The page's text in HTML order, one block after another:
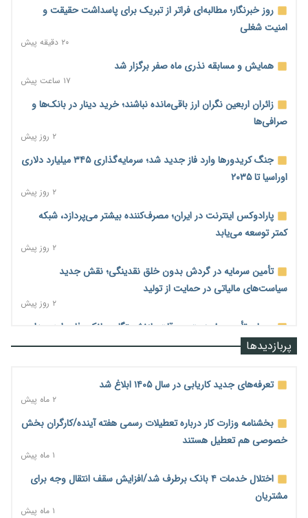
روز خبرنگار؛ مطالبه‌ای فراتر از تبریک برای پاسداشت حقیقت و
امنیت شغلی
۲۰ دقیقه پیش
همایش و مسابقه نذری ماه صفر برگزار شد
۱۷ ساعت پیش
زائران اربعین نگران ارز باقی‌مانده نباشند؛ خرید دینار در بانک‌ها و
صرافی‌ها
۲ روز پیش
جنگ کریدورها وارد فاز جدید شد؛ سرمایه‌گذاری ۳۴۵ میلیارد دلاری
اوراسیا تا ۲۰۳۵
۲ روز پیش
پارادوکس اینترنت در ایران؛ مصرف‌کننده بیشتر می‌پردازد، شبکه
کمتر توسعه می‌یابد
۲ روز پیش
تأمین سرمایه در گردش بدون خلق نقدینگی؛ نقش جدید
سیاست‌های مالیاتی در حمایت از تولید
۲ روز پیش
معمای تأمین ۸۰ همت معوقات بازنشستگان؛ بانک رفاه وارد میدان
شد
رشد ۷۵ هزار میلیاردی بازار خرید اعتباری؛ فین‌تک‌ها وارد میدان
احتمال اختلال ۲۴ ساعته در سامانه‌های تأمین اجتماعی
۲ روز پیش
پربازدیدها
تعرفه‌های جدید کاریابی در سال ۱۴۰۵ ابلاغ شد
۲ ماه پیش
بخشنامه وزارت کار درباره تعطیلات رسمی هفته آینده/کارگران بخش
خصوصی هم تعطیل هستند
۱ ماه پیش
اختلال خدمات ۴ بانک برطرف شد/افزایش سقف انتقال وجه برای
مشتریان
۱ ماه پیش